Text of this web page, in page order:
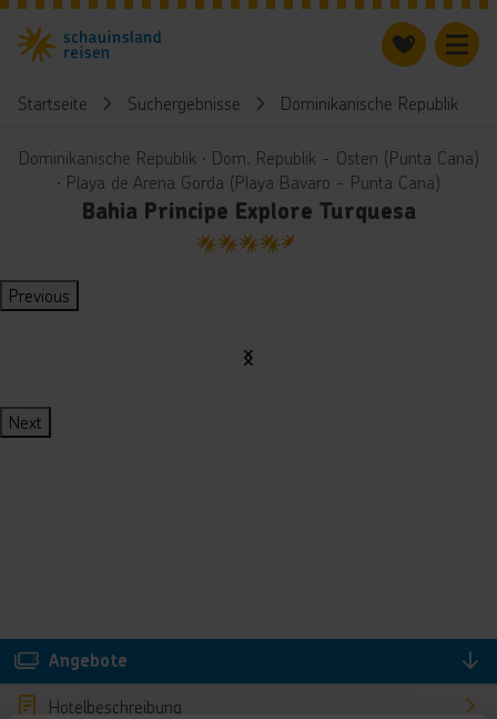
Startseite Suchergebnisse Dominikanische Republik
Dominikanische Republik ∙ Dom. Republik - Osten (Punta Cana)
∙ Playa de Arena Gorda (Playa Bavaro - Punta Cana)
Bahia Principe Explore Turquesa
4.5
Previous
Next
Angebote
Hotelbeschreibung